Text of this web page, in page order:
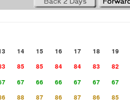
14 15 16 17 18 19
85 85 84 84 83 82
67 66 66 67 67 67
88 87 86 87 86 85